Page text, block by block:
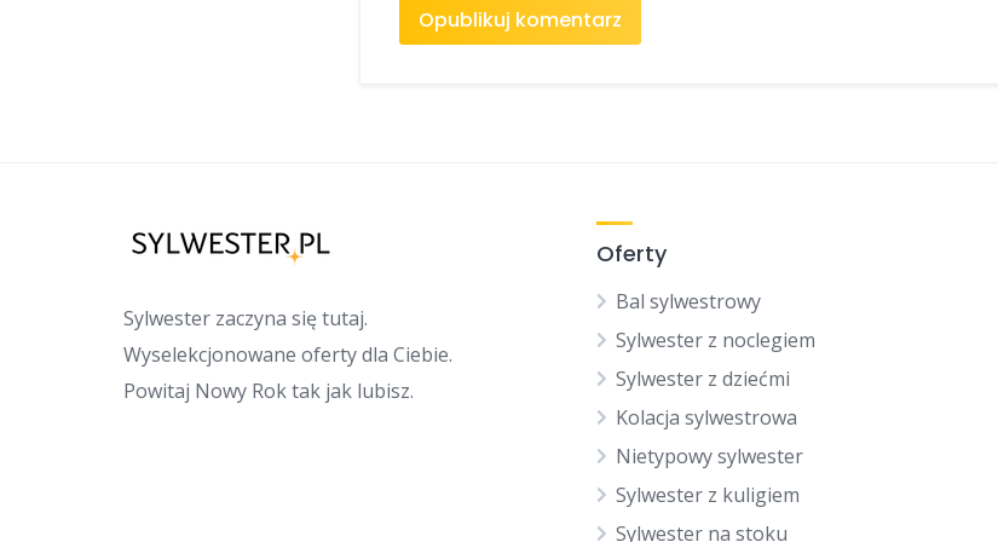
Sylwester zaczyna się tutaj.
Wyselekcjonowane oferty dla Ciebie.
Powitaj Nowy Rok tak jak lubisz.
Oferty
Bal sylwestrowy
Sylwester z noclegiem
Sylwester z dziećmi
Kolacja sylwestrowa
Nietypowy sylwester
Sylwester z kuligiem
Sylwester na stoku